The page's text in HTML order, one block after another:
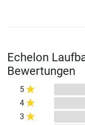
Echelon
Bewertungen
5
4
3